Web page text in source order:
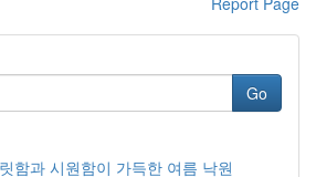
Go
함과 시원함이 가득한 여름 낙원